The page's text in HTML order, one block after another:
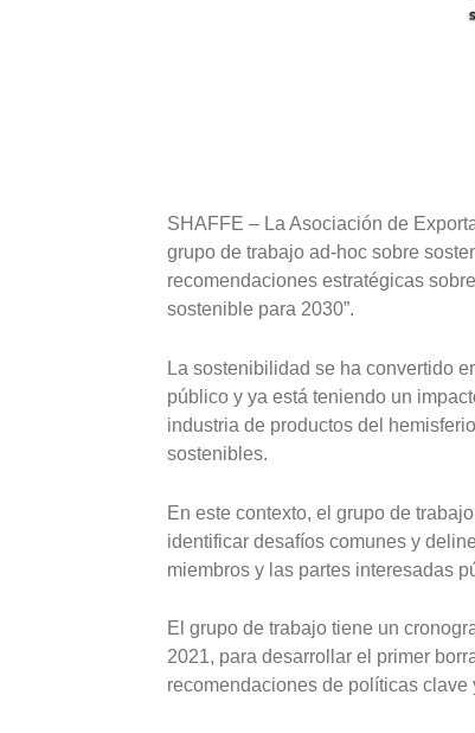
SHAFFE – La Asociación de
grupo de trabajo ad-hoc sobre
recomendaciones estratégicas
sostenible para 2030”.
La sostenibilidad se ha convertido
público y ya está teniendo un
industria de productos del
sostenibles.
En este contexto, el grupo de
identificar desafíos comunes y
miembros y las partes interesadas
El grupo de trabajo tiene un
2021, para desarrollar el primer
recomendaciones de políticas